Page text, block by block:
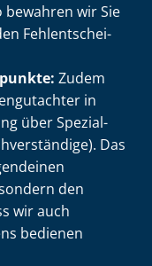
bewahren wir Sie
Fehl­ent­schei­
Zudem
in
über Spe­zi­al­
Das
den
wir auch
bedienen